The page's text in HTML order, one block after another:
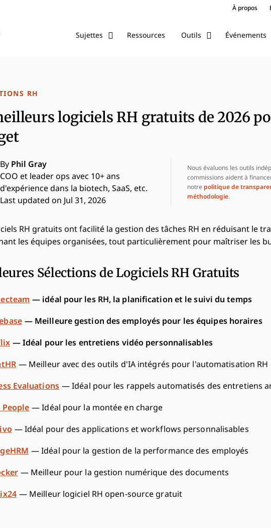
À propos
Sujettes Ressources Outils Événements
RH
logiciels RH gratuits de 2026
By Phil Gray
COO et leader ops avec 10+ ans
d'expérience dans la biotech, SaaS, etc.
Last updated on Jul 31, 2026
Nous évaluons les outils
commissions aident à
notre politique de
méthodologie.
RH gratuits ont facilité la gestion des tâches RH en réduisant le
les équipes organisées, tout particulièrement pour maîtriser les
Sélections de Logiciels RH Gratuits
— idéal pour les RH, la planification et le suivi du temps
— Meilleure gestion des employés pour les équipes horaires
—Idéal pour les entretiens vidéo personnalisables
— Meilleur avec des outils d'IA intégrés pour l'automatisation RH
Evaluations —Idéal pour les rappels automatisés des entretiens
People —Idéal pour la montée en charge
— Idéal pour des applications et workflows personnalisables
—Idéal pour la gestion de la performance des employés
— Meilleur pour la gestion numérique des documents
— Meilleur logiciel RH open-source gratuit